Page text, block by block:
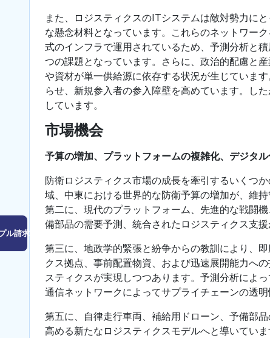
ル請求はこちら
また、ロジスティクスのITシステムは敵対勢力に
な懸念材料となっています。これらのネットワー
式のインフラで運用されているため、予測分析と
つの課題となっています。さらに、政治的配慮と
や資材が単一供給源に依存する状況が生じていま
らせ、新規参入者の参入障壁を高めています。し
しています。
市場機会
予算の増加、プラットフォームの複雑化、デジタ
防衛ロジスティクス市場の成長を牽引するいくつ
域、中東における世界的な防衛予算の増加が、維
第二に、現代のプラットフォーム、先進的な戦闘
備部品の需要予測、統合されたロジスティクス支
第三に、地政学的緊張と紛争からの教訓により、
クス拠点、事前配置物資、および迅速展開能力へ
スティクスが実現しつつあります。予測分析によ
通信ネットワークによってサプライチェーンの透明
第五に、自律走行車両、補給用ドローン、予備部
高める新たなロジスティクスモデルへと導いてい